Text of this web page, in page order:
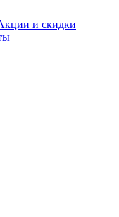
и скидки